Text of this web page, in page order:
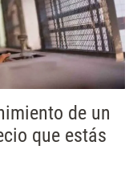
de un
que estás